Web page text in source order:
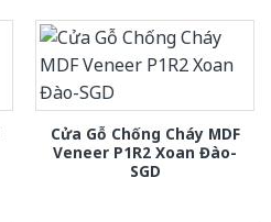
Cửa Gỗ Chống Cháy MDF
Veneer P1R2 Xoan Đào-
SGD